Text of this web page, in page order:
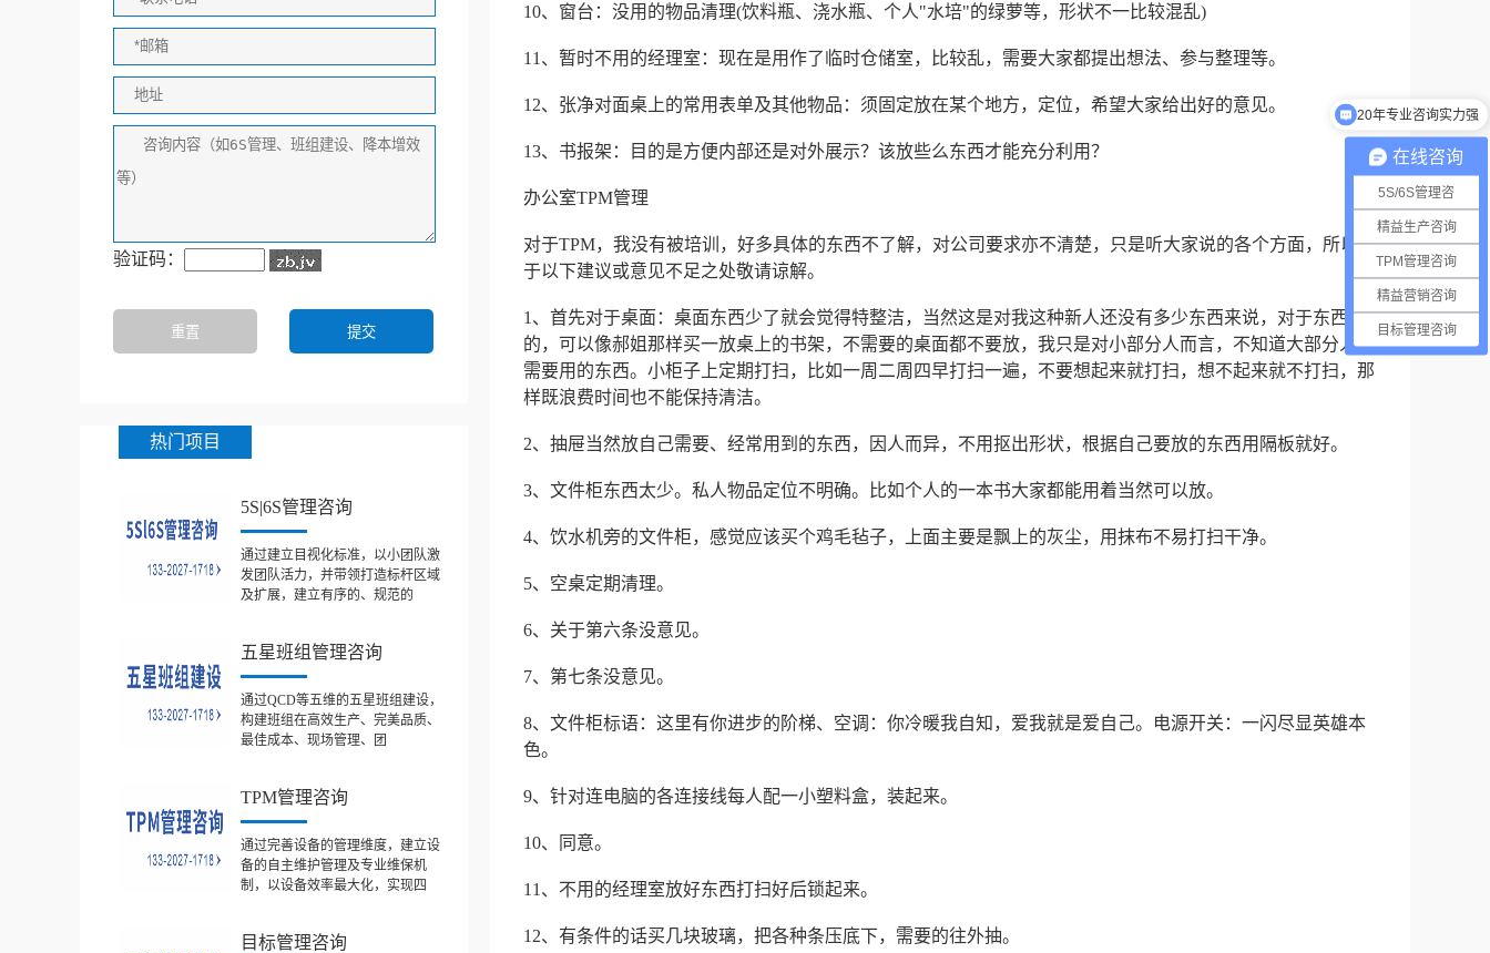
验证码：
热门项目
5S|6S管理咨询
通过建立目视化标准，以小团队激
发团队活力，并带领打造标杆区域
及扩展，建立有序的、规范的
五星班组管理咨询
通过QCD等五维的五星班组建设，
构建班组在高效生产、完美品质、
最佳成本、现场管理、团
TPM管理咨询
通过完善设备的管理维度，建立设
备的自主维护管理及专业维保机
制，以设备效率最大化，实现四
目标管理咨询
10、窗台：没用的物品清理(饮料瓶、浇水瓶、个人"水培"的绿萝等，形状不一比较混乱)
11、暂时不用的经理室：现在是用作了临时仓储室，比较乱，需要大家都提出想法、参与整理等。
12、张净对面桌上的常用表单及其他物品：须固定放在某个地方，定位，希望大家给出好的意见。
13、书报架：目的是方便内部还是对外展示？该放些么东西才能充分利用？
办公室TPM管理
对于TPM，我没有被培训，好多具体的东西不了解，对公司要求亦不清楚，只是听大家说的各个方面，所以对
于以下建议或意见不足之处敬请谅解。
1、首先对于桌面：桌面东西少了就会觉得特整洁，当然这是对我这种新人还没有多少东西来说，对于东西多
的，可以像郝姐那样买一放桌上的书架，不需要的桌面都不要放，我只是对小部分人而言，不知道大部分人常
需要用的东西。小柜子上定期打扫，比如一周二周四早打扫一遍，不要想起来就打扫，想不起来就不打扫，那
样既浪费时间也不能保持清洁。
2、抽屉当然放自己需要、经常用到的东西，因人而异，不用抠出形状，根据自己要放的东西用隔板就好。
3、文件柜东西太少。私人物品定位不明确。比如个人的一本书大家都能用着当然可以放。
4、饮水机旁的文件柜，感觉应该买个鸡毛毡子，上面主要是飘上的灰尘，用抹布不易打扫干净。
5、空桌定期清理。
6、关于第六条没意见。
7、第七条没意见。
8、文件柜标语：这里有你进步的阶梯、空调：你冷暖我自知，爱我就是爱自己。电源开关：一闪尽显英雄本
色。
9、针对连电脑的各连接线每人配一小塑料盒，装起来。
10、同意。
11、不用的经理室放好东西打扫好后锁起来。
12、有条件的话买几块玻璃，把各种条压底下，需要的往外抽。
在线咨询
5S/6S管理咨
精益生产咨询
TPM管理咨询
精益营销咨询
目标管理咨询
数百家知名企业的选择